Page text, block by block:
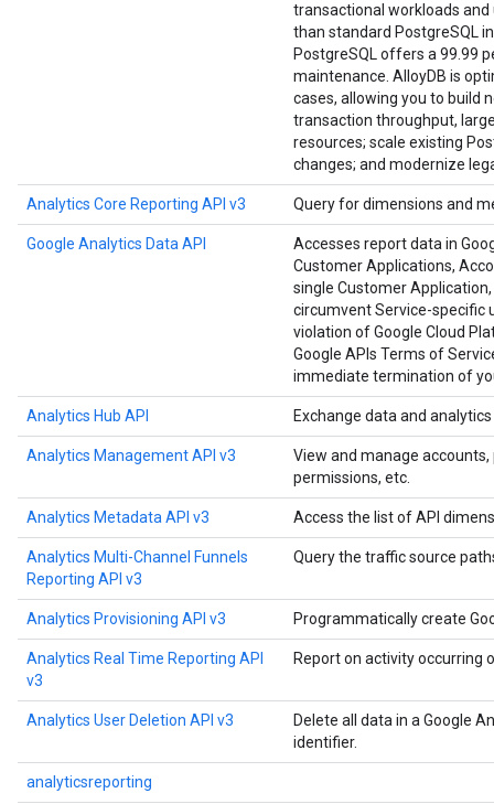
transactional workloads
than standard PostgreSQL
PostgreSQL offers a 99.99
maintenance. AlloyDB is
cases, allowing you to build
transaction throughput,
resources; scale existing
changes; and modernize
Analytics Core Reporting API v3 Query for dimensions and
Google Analytics Data API
Accesses report data in
Customer Applications,
single Customer
circumvent Service-specific
violation of Google Cloud
Google APIs Terms of
immediate termination of
Analytics Hub API Exchange data and
Analytics Management API v3
View and manage
permissions, etc.
Analytics Metadata API v3 Access the list of API
Analytics Multi-Channel Funnels
Reporting API v3
Query the traffic source
Analytics Provisioning API v3 Programmatically create
Analytics Real Time Reporting API
v3
Report on activity occurring
Analytics User Deletion API v3
Delete all data in a Google
identifier.
analyticsreporting